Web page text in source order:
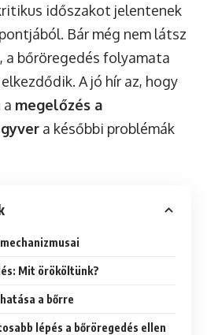
időszakot jelentenek
Bár még nem látsz
bőröregedés folyamata
A jó hír az, hogy
a megelőzés a
a későbbi problémák
Mit örököltünk?
a bőrre
lépés a bőröregedés ellen